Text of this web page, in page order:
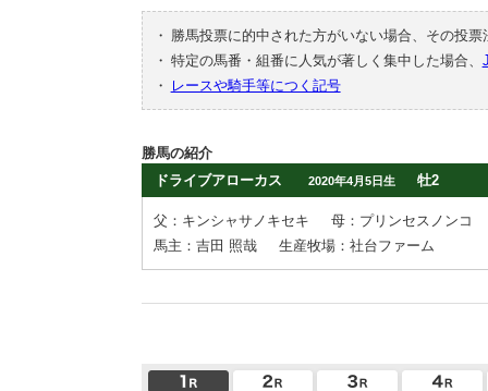
・
勝馬投票に的中された方がいない場合、その投
・ 特定の馬番・組番に人気が著しく集中した場合、
・
レースや騎手等につく記号
勝馬の紹介
ドライブアローカス
2020年4月5日生 牡2
父：キンシャサノキセキ
母：プリンセスノンコ
馬主：吉田 照哉
生産牧場：社台ファーム